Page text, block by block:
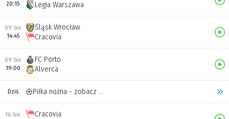
20:15
Legia Warszawa
09 Sie
14:45
Śląsk Wrocław
Cracovia
09 Sie
19:00
FC Porto
Alverca
Dziś Piłka nożna - zobacz inne transmisje
16 Sie
Cracovia